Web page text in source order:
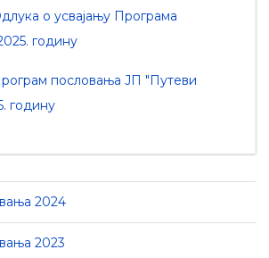
о усвајању Програма
годину
пословања ЈП "Путеви
годину
2024
2023